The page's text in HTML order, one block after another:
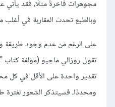
مجوهرات فاخرةً مثلًا، فقد يأتي
وبالطبع تحدث المقاربة في أغلب
على الرغم من عدم وجود طريقة
تقدير واحدة على الأقل في كل
ومحددًا، فسيتذكر الشعور لفترة